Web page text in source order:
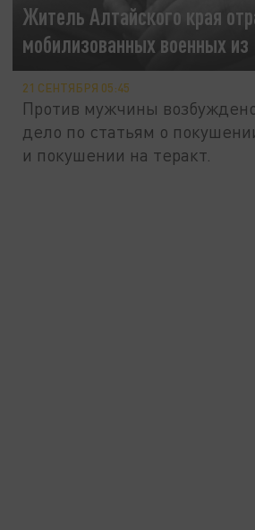
Житель Алтайского края
мобилизованных военных из
21 СЕНТЯБРЯ 05:45
Против мужчины
дело по статьям о
и покушении на теракт.